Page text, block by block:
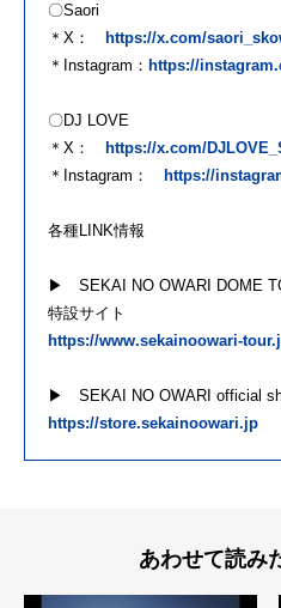
〇Saori
＊X：
https://x.com/
＊Instagram： https://
〇DJ LOVE
＊X：
https://x.com/
＊Instagram：
https://
各種LINK情報
▶ SEKAI NO OWARI DOME
特設サイト
https://www.sekainoowari-
▶ SEKAI NO OWARI official
https://store.sekainoowari.jp
あわせて読み